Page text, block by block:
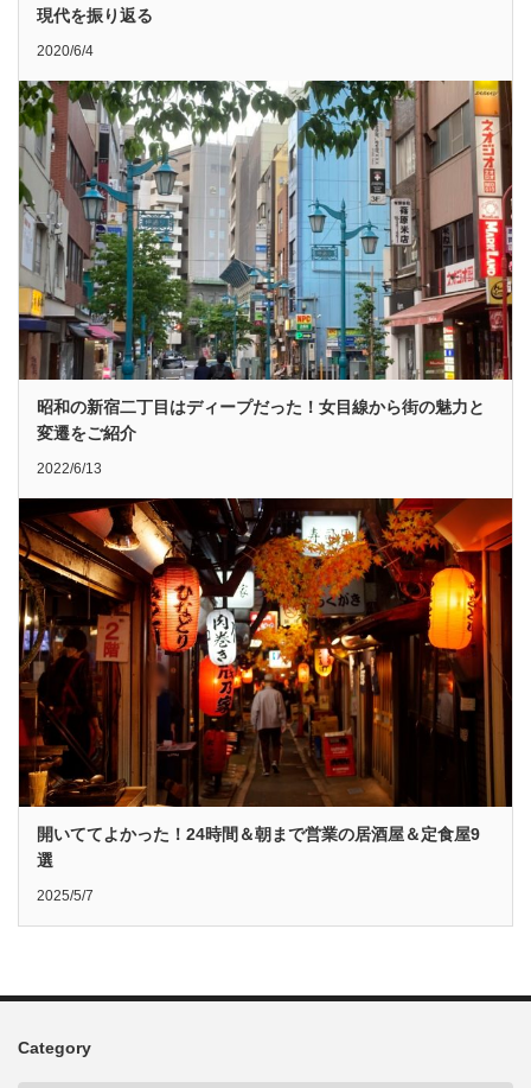
現代を振り返る
2020/6/4
昭和の新宿二丁目はディープだった！女目線から街の魅力と
変遷をご紹介
2022/6/13
開いててよかった！24時間＆朝まで営業の居酒屋＆定食屋9
選
2025/5/7
Category